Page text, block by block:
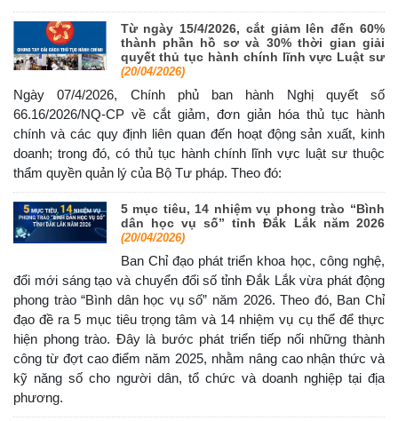
Từ ngày 15/4/2026, cắt giảm lên đến 60%
thành phần hồ sơ và 30% thời gian giải
quyết thủ tục hành chính lĩnh vực Luật sư
(20/04/2026)
Ngày 07/4/2026, Chính phủ ban hành Nghị quyết số
66.16/2026/NQ-CP về cắt giảm, đơn giản hóa thủ tục hành
chính và các quy định liên quan đến hoạt động sản xuất, kinh
doanh; trong đó, có thủ tục hành chính lĩnh vực luật sư thuộc
thẩm quyền quản lý của Bộ Tư pháp. Theo đó:
5 mục tiêu, 14 nhiệm vụ phong trào “Bình
dân học vụ số” tỉnh Đắk Lắk năm 2026
(20/04/2026)
Ban Chỉ đạo phát triển khoa học, công nghệ,
đổi mới sáng tạo và chuyển đổi số tỉnh Đắk Lắk vừa phát động
phong trào “Bình dân học vụ số” năm 2026. Theo đó, Ban Chỉ
đạo đề ra 5 mục tiêu trọng tâm và 14 nhiệm vụ cụ thể để thực
hiện phong trào. Đây là bước phát triển tiếp nối những thành
công từ đợt cao điểm năm 2025, nhằm nâng cao nhận thức và
kỹ năng số cho người dân, tổ chức và doanh nghiệp tại địa
phương.